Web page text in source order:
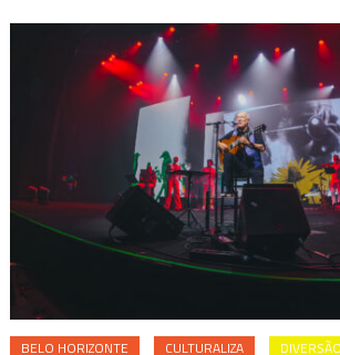
BELO HORIZONTE CULTURALIZA DIVERSÃO